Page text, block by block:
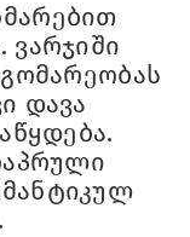
ვარჯიში
დავა